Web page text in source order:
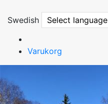
Swedish Select language
Varukorg